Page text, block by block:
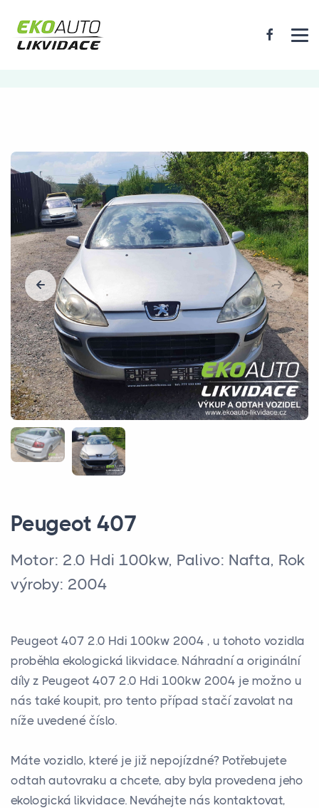
Peugeot 407
Motor: 2.0 Hdi 100kw, Palivo: Nafta, Rok
výroby: 2004
Peugeot 407 2.0 Hdi 100kw 2004 , u tohoto vozidla
proběhla ekologická likvidace. Náhradní a originální
díly z Peugeot 407 2.0 Hdi 100kw 2004 je možno u
nás také koupit, pro tento případ stačí zavolat na
níže uvedené číslo.
Máte vozidlo, které je již nepojízdné? Potřebujete
odtah autovraku a chcete, aby byla provedena jeho
ekologická likvidace. Neváhejte nás kontaktovat,